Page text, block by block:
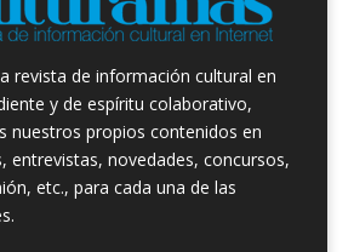
revista de información cultural en
y de espíritu colaborativo,
nuestros propios contenidos en
entrevistas, novedades, concursos,
etc., para cada una de las